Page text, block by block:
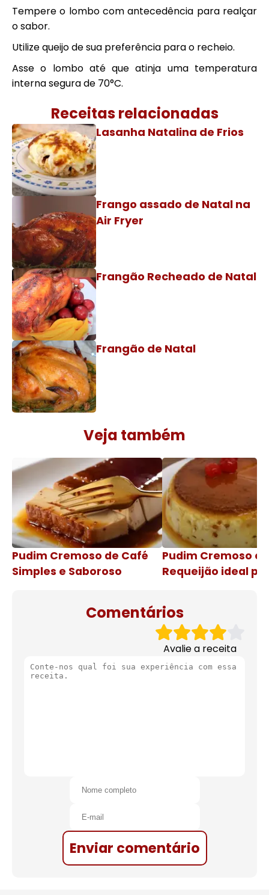
Tempere o lombo com antecedência para realçar
o sabor.
Utilize queijo de sua preferência para o recheio.
Asse o lombo até que atinja uma temperatura
interna segura de 70°C.
Receitas relacionadas
Lasanha Natalina de Frios
Frango assado de Natal na
Air Fryer
Frangão Recheado de Natal
Frangão de Natal
Veja também
Pudim Cremoso de Café
Simples e Saboroso
Pudim Cremoso
Requeijão ideal
Comentários
Avalie a receita
Enviar comentário